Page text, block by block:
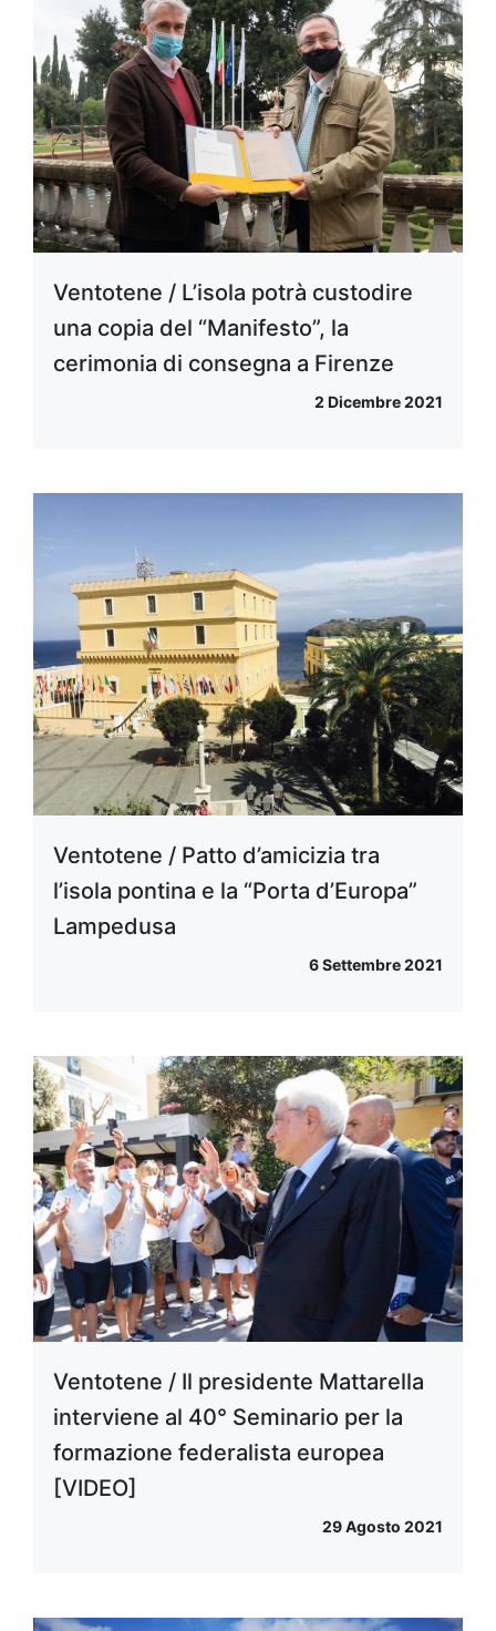
Ventotene / L’isola potrà custodire
una copia del “Manifesto”, la
cerimonia di consegna a Firenze
2 Dicembre 2021
Ventotene / Patto d’amicizia tra
l’isola pontina e la “Porta d’Europa”
Lampedusa
6 Settembre 2021
Ventotene / Il presidente Mattarella
interviene al 40° Seminario per la
formazione federalista europea
[VIDEO]
29 Agosto 2021